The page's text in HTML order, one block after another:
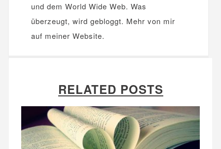
und dem World Wide Web. Was
überzeugt, wird gebloggt. Mehr von mir
auf meiner Website.
RELATED POSTS